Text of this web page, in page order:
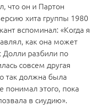
что он и Партон
хита группы 1980
вспоминал: «Когда я
как она может
разбили по
совсем другая
так должна была
понимал этого, пока
в сиудию».